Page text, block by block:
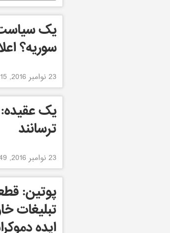
یک سیاست
سوریه؟
23 نوامبر 2016, 18:15
یک عقیده:
ترسانند
23 نوامبر 2016, 17:49
پوتین:
تبلیغات
ایده